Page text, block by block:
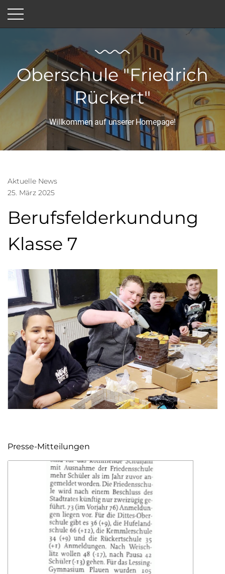
Oberschule "Friedrich
Rückert"
Willkommen auf unserer Homepage!
Aktuelle News
25. März 2025
Berufsfelderkundung
Klasse 7
Presse-Mitteilungen